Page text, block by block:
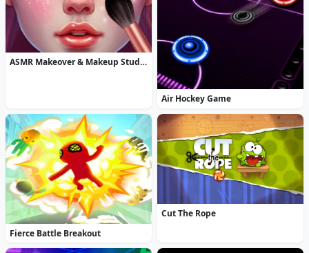
ASMR Makeover & Makeup Studio
Air Hockey Game
Fierce Battle Breakout
Cut The Rope